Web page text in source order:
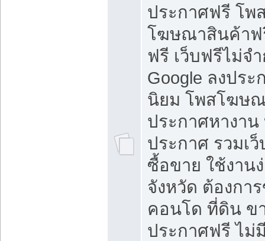
ประกาศฟรี โพ
โฆษณาสินค้าฟ
ฟรี เว็บฟรีไม่จ
Google ลงปร
นิยม โพสโฆษ
ประกาศหางาน
ประกาศ รวมเ
ซื้อขาย ใช้งาน
จังหวัด ต้องกา
คอนโด ที่ดิน ข
ประกาศฟรี ไม่